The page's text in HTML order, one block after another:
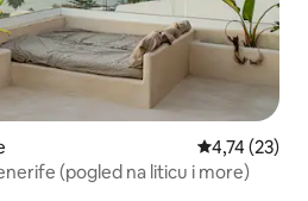
Prosječna
4,74 (23)
(pogled na liticu i more)